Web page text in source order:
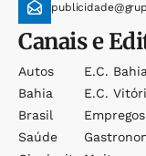
Canais e
Autos
Bahia
Brasil
Saúde
E.c.
E.c.
Empregos